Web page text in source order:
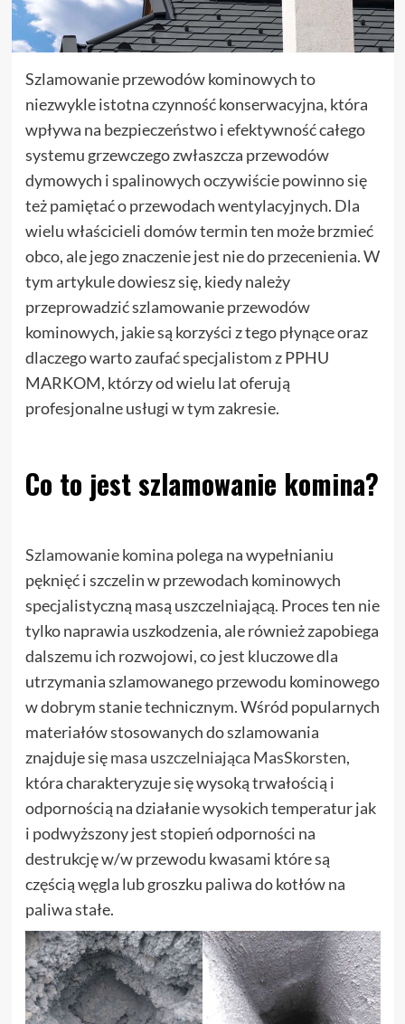
Szlamowanie przewodów kominowych to
niezwykle istotna czynność konserwacyjna, która
wpływa na bezpieczeństwo i efektywność całego
systemu grzewczego zwłaszcza przewodów
dymowych i spalinowych oczywiście powinno się
też pamiętać o przewodach wentylacyjnych. Dla
wielu właścicieli domów termin ten może brzmieć
obco, ale jego znaczenie jest nie do przecenienia. W
tym artykule dowiesz się, kiedy należy
przeprowadzić szlamowanie przewodów
kominowych, jakie są korzyści z tego płynące oraz
dlaczego warto zaufać specjalistom z PPHU
MARKOM, którzy od wielu lat oferują
profesjonalne usługi w tym zakresie.
Co to jest szlamowanie komina?
Szlamowanie komina polega na wypełnianiu
pęknięć i szczelin w przewodach kominowych
specjalistyczną masą uszczelniającą. Proces ten nie
tylko naprawia uszkodzenia, ale również zapobiega
dalszemu ich rozwojowi, co jest kluczowe dla
utrzymania szlamowanego przewodu kominowego
w dobrym stanie technicznym. Wśród popularnych
materiałów stosowanych do szlamowania
znajduje sięmasa uszczelniająca MasSkorsten,
która charakteryzuje się wysoką trwałością i
odpornością na działanie wysokich temperatur jak
i podwyższony jest stopień odporności na
destrukcję w/w przewodu kwasami które są
częścią węgla lub groszku paliwa do kotłów na
paliwa stałe.